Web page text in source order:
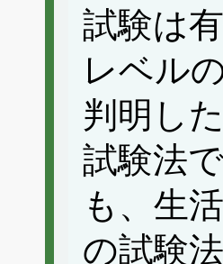
試験は
レベル
判明し
試験法
も、生
の試験